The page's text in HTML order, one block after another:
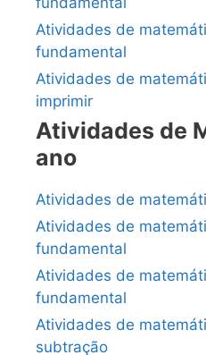
Atividades de
fundamental
Atividades de
imprimir
Atividades de
ano
Atividades de
Atividades de
fundamental
Atividades de
fundamental
Atividades de
subtração